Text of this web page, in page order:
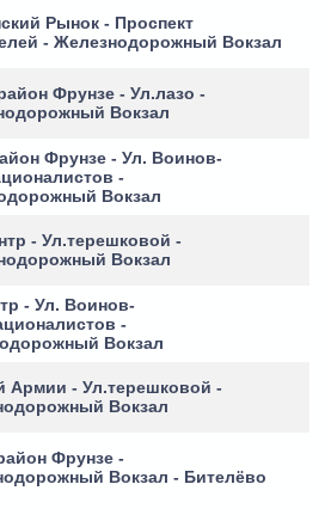
Рынок - Проспект
- Железнодорожный Вокзал
Фрунзе - Ул.лазо -
Вокзал
Фрунзе - Ул. Воинов-
-
Вокзал
- Ул.терешковой -
Вокзал
- Ул. Воинов-
-
Вокзал
Армии - Ул.терешковой -
Вокзал
Фрунзе -
Вокзал - Бителёво